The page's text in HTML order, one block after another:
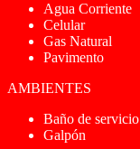
Agua Corriente
Celular
Gas Natural
Pavimento
AMBIENTES
Baño de servicio
Galpón